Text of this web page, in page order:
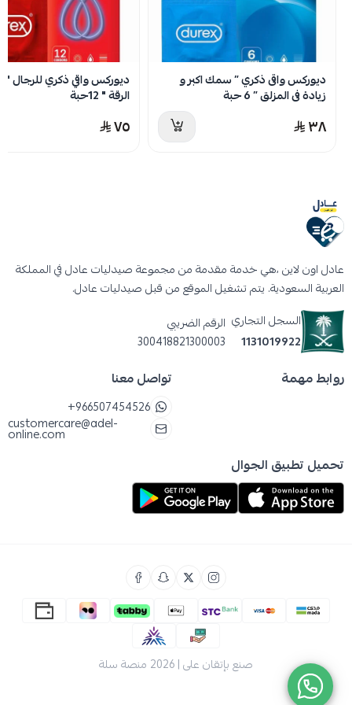
يوفر حماية فعّالة ضد الحمل والأمراض المنقولة
جنسيًا.
نصائح قبل استعمال ماسكولان واقي
اختر الحجم المناسب لكَ.
افتح العبوة بعناية، ولا تستخدمها إذا كانت
متضررة.
لا تستخدمه بعد تاريخ الصلاحية.
لا تستخدمه كوسيلة وحيدة للوقاية من الحمل.
ديوركس واقى ذكري ” سمك اكبر و
زيادة فى المزلق ” 6 حبة
٣٨
ديوركس واقي ذكري للرجال "
الرقة " 12حبة
٧٥
عادل اون لاين ،هي خدمة مقدمة من مجموعة صيدليات عادل في المملكة
العربية السعودية. يتم تشغيل الموقع من قبل صيدليات عادل.
السجل التجاري
1131019922
الرقم الضريبي
300418821300003
روابط مهمة تواصل معنا
+966507454526
customercare@adel-
online.com
تحميل تطبيق الجوال
صنع بإتقان على | 2026 منصة سلة